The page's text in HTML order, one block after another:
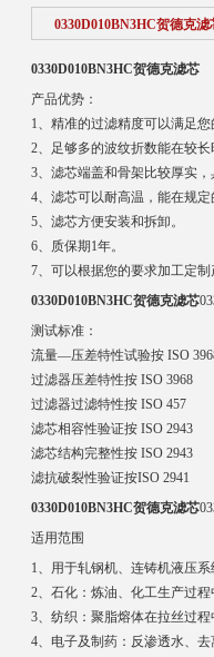
0330D010BN3HC贺德克滤
0330D010BN3HC贺德克滤芯
产品优势：
1、精准的过滤精度可以满足
2、足够多的波纹折数能在较
3、滤芯端盖和骨架比较厚实
4、滤芯可以耐高温，能在规
5、滤芯方便安装和拆卸。
6、质保期1年。
7、可以根据您的要求加工定制
0330D010BN3HC贺德克滤芯
测试标准：
流量—压差特性试验按 ISO
过滤器压差特性按 ISO 3968
过滤器过滤特性按 ISO 457
滤芯相容性验证按 ISO 2943
滤芯结构完整性按 ISO 2943
滤抗破裂性验证按ISO 2941
0330D010BN3HC贺德克滤芯
适用范围
1、用于轧钢机、连铸机液压
2、石化：炼油、化工生产过
3、纺织：聚脂熔体在拉丝过
4、电子及制药：反渗透水、